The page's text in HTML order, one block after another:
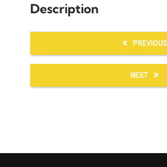
Description
PREVIOUS
NEXT